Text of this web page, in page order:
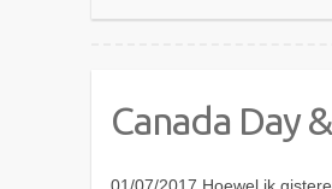
Canada Day